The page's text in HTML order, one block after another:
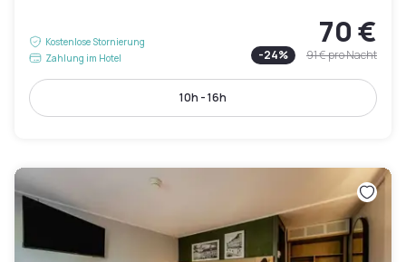
Kostenlose Stornierung
Zahlung im Hotel
70 €
-24% 91 €pro Nacht
10h - 16h